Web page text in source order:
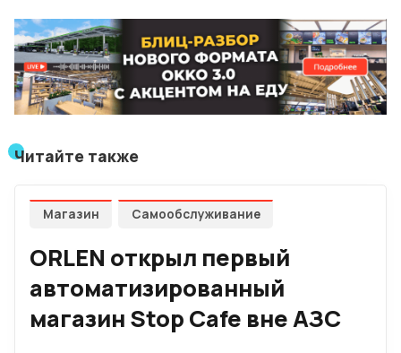
Читайте также
Магазин Самообслуживание
ORLEN открыл первый
автоматизированный
магазин Stop Cafe вне АЗС